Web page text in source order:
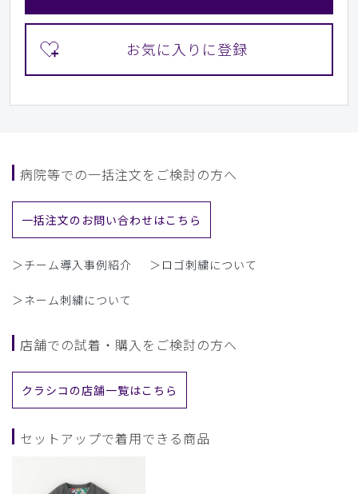
病院等での一括注文をご検討の方へ
一括注文のお問い合わせはこちら
＞チーム導入事例紹介 ＞ロゴ刺繍について
＞ネーム刺繍について
店舗での試着・購入をご検討の方へ
クラシコの店舗一覧はこちら
セットアップで着用できる商品